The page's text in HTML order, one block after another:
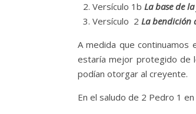
Versículo 1b La base de
Versículo 2 La bendición
A medida que
estaría mejor protegido de
podían otorgar al creyente.
En el saludo de 2 Pedro 1